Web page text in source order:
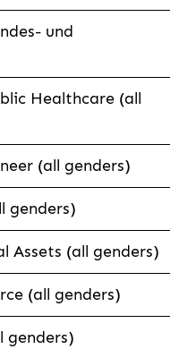
und
Healthcare (all
(all genders)
genders)
Assets (all genders)
(all genders)
genders)